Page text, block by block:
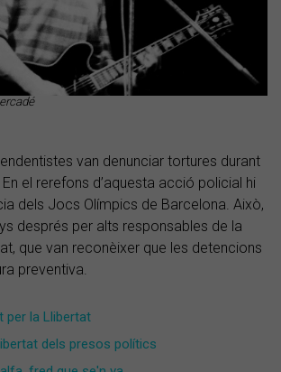
van denunciar tortures durant
el rerefons d’aquesta acció policial hi
dels Jocs Olímpics de Barcelona. Això,
després per alts responsables de la
que van reconèixer que les detencions
preventiva.
per la Llibertat
dels presos polítics